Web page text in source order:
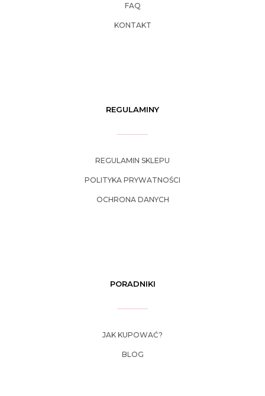
FAQ
KONTAKT
REGULAMINY
REGULAMIN SKLEPU
POLITYKA PRYWATNOŚCI
OCHRONA DANYCH
PORADNIKI
JAK KUPOWAĆ?
BLOG